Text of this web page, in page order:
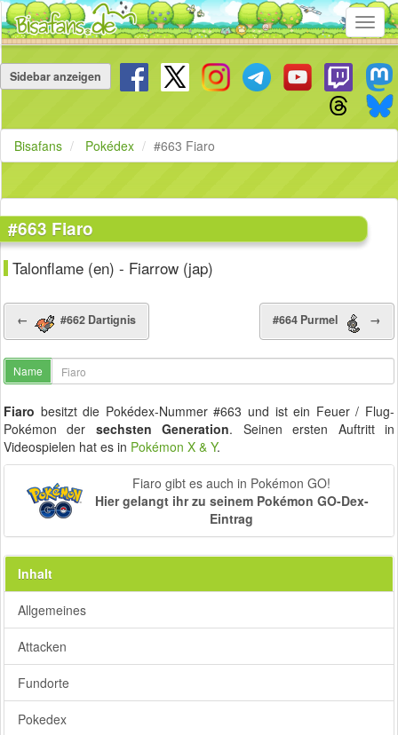
überspringen
Sidebar anzeigen
Bisafans Pokédex #663 Fiaro
#663 Fiaro
Talonflame (en) - Fiarrow (jap)
← #662 Dartignis
Name
#664 Purmel →
Fiaro besitzt die Pokédex-Nummer #663 und ist ein Feuer / Flug-
Pokémon der sechsten Generation. Seinen ersten Auftritt in
Videospielen hat es in Pokémon X & Y.
Fiaro gibt es auch in Pokémon GO!
Hier gelangt ihr zu seinem Pokémon GO-Dex-
Eintrag
Inhalt
Allgemeines
Attacken
Fundorte
Pokedex